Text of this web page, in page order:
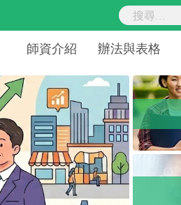
師資介紹 辦法與表格